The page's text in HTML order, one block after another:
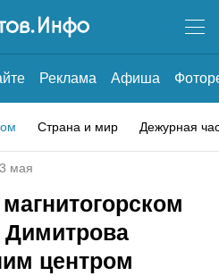
Реклама Афиша
Страна и мир Дежурная
мая
Димитрова
центром